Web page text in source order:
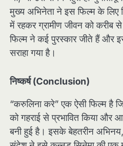
मुख्य अभिनेता ने इस फिल्म के लिए
में रहकर ग्रामीण जीवन को करीब
फिल्म ने कई पुरस्कार जीते हैं और इसे
सराहा गया है।
निष्कर्ष (Conclusion)
“करुलिना करे” एक ऐसी फिल्म है
को गहराई से प्रभावित किया और
बनी हुई है। इसके बेहतरीन